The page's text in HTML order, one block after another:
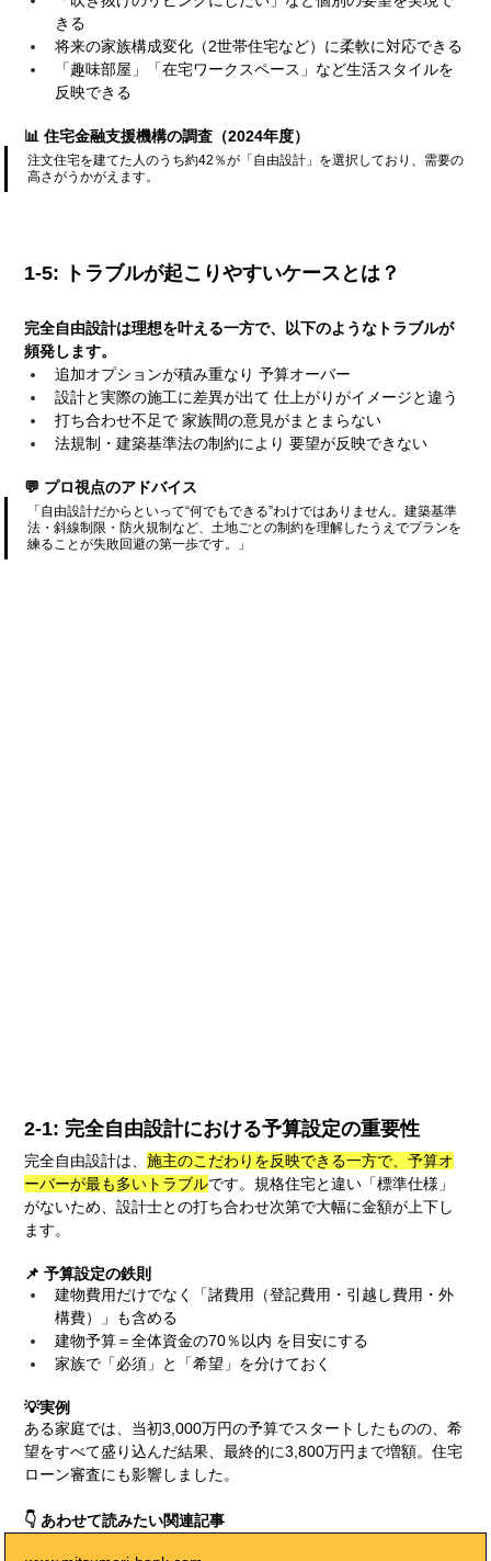
きる
将来の家族構成変化（2世帯住宅など）に柔軟に対応できる
「趣味部屋」「在宅ワークスペース」など生活スタイルを
反映できる
📊 住宅金融支援機構の調査（2024年度）
注文住宅を建てた人のうち約42％が「自由設計」を選択しており、需要の
高さがうかがえます。
1-5: トラブルが起こりやすいケースとは？
完全自由設計は理想を叶える一方で、以下のようなトラブルが
頻発します。
追加オプションが積み重なり 予算オーバー
設計と実際の施工に差異が出て 仕上がりがイメージと違う
打ち合わせ不足で 家族間の意見がまとまらない
法規制・建築基準法の制約により 要望が反映できない
💬 プロ視点のアドバイス
「自由設計だからといって“何でもできる”わけではありません。建築基準
法・斜線制限・防火規制など、土地ごとの制約を理解したうえでプランを
練ることが失敗回避の第一歩です。」
2-1: 完全自由設計における予算設定の重要性
完全自由設計は、施主のこだわりを反映できる一方で、予算オ
ーバーが最も多いトラブルです。規格住宅と違い「標準仕様」
がないため、設計士との打ち合わせ次第で大幅に金額が上下し
ます。
📌 予算設定の鉄則
建物費用だけでなく「諸費用（登記費用・引越し費用・外
構費）」も含める
建物予算＝全体資金の70％以内 を目安にする
家族で「必須」と「希望」を分けておく
💡実例
ある家庭では、当初3,000万円の予算でスタートしたものの、希
望をすべて盛り込んだ結果、最終的に3,800万円まで増額。住宅
ローン審査にも影響しました。
👇 あわせて読みたい関連記事